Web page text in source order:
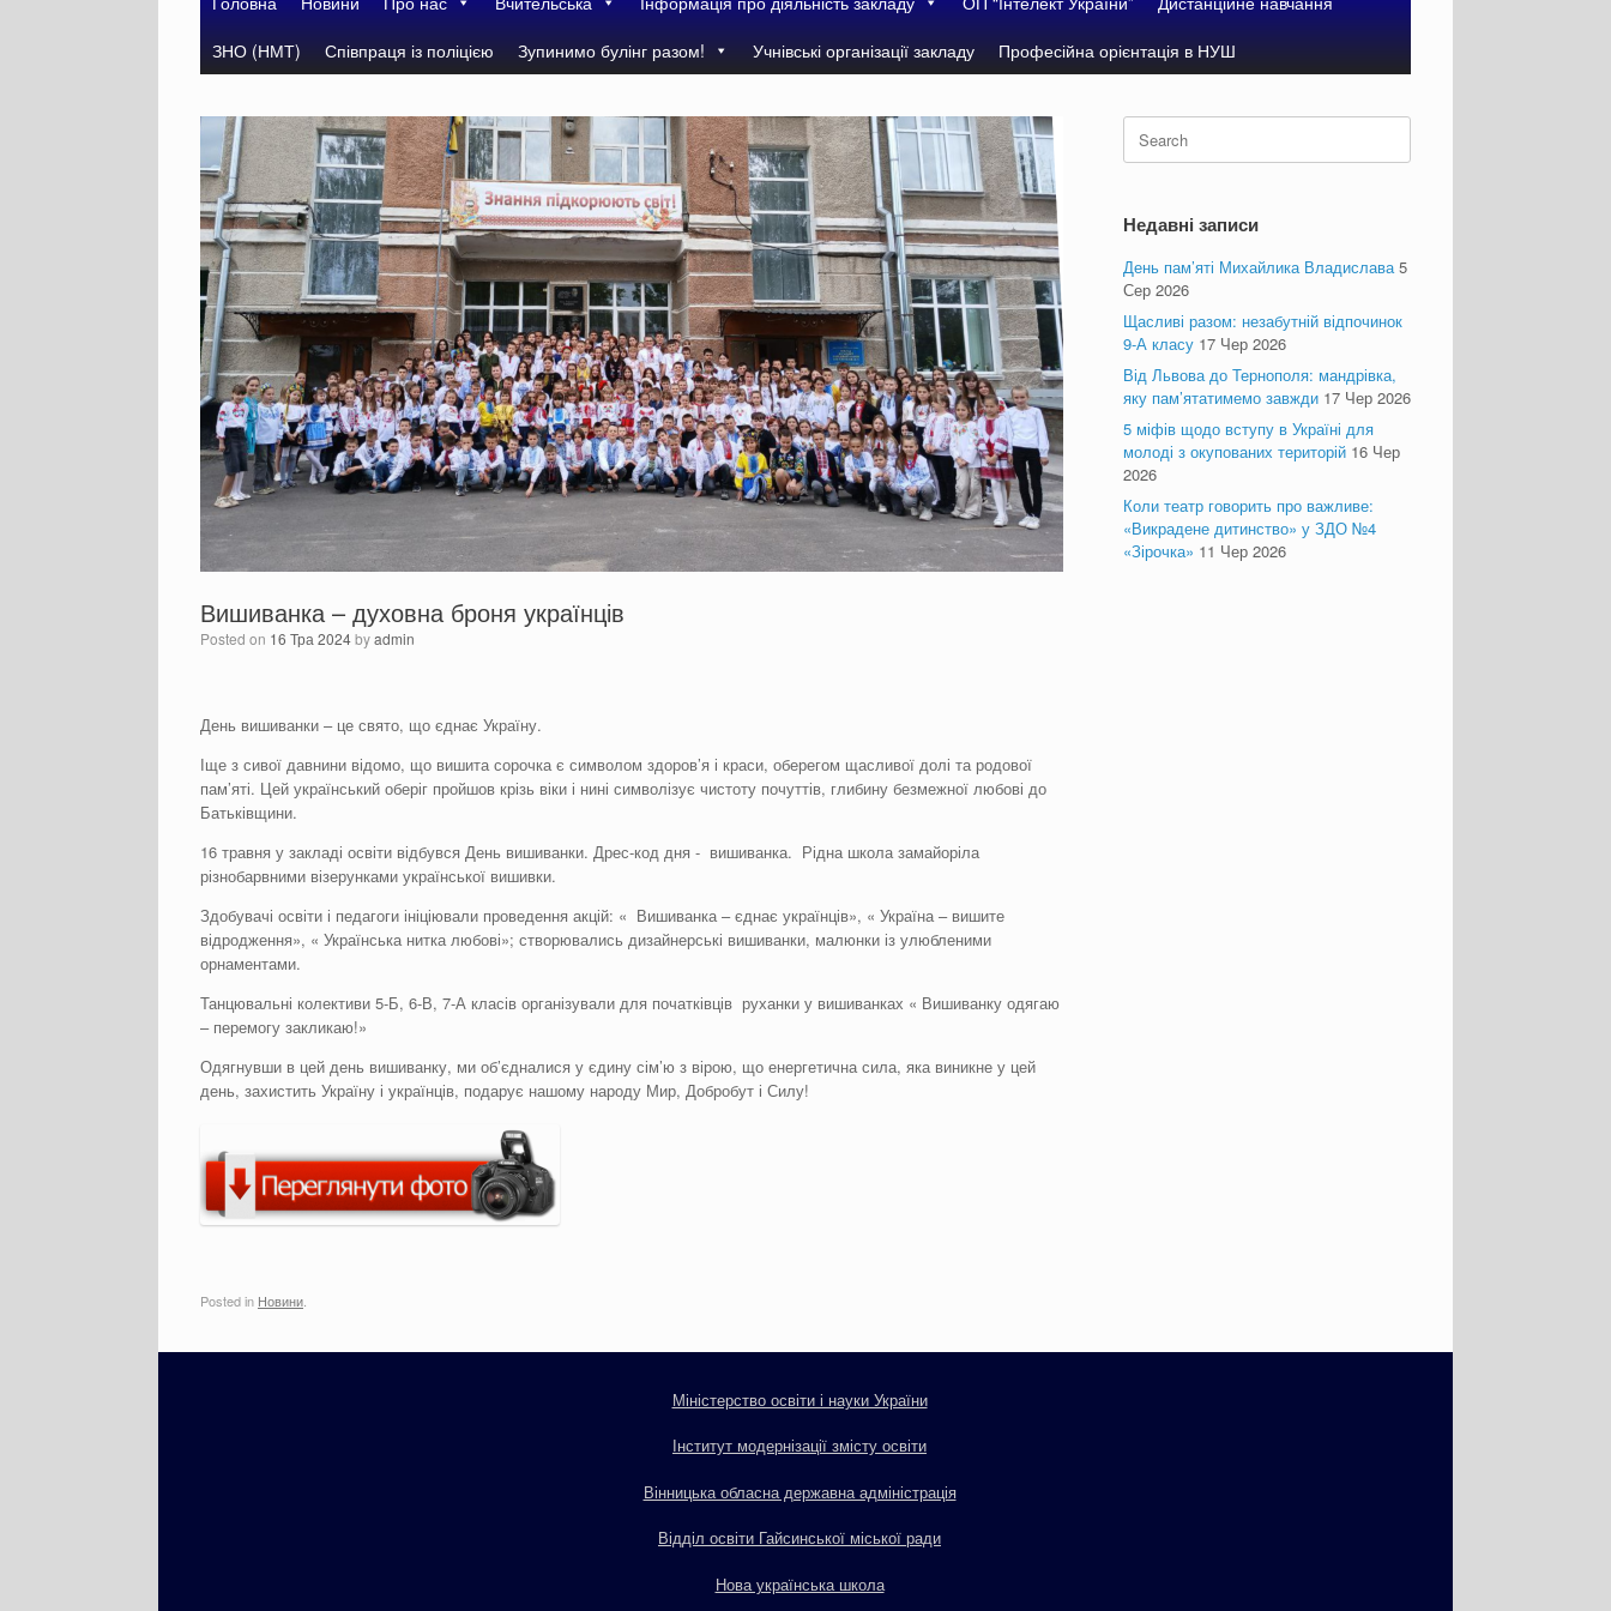
ЗНО (НМТ)
Співпраця із поліцією Зупинимо булінг разом! Учнівські організації закладу Професійна орієнтація в НУШ
Вишиванка – духовна броня українців
Posted on 16 Тра 2024byadmin
День вишиванки – це свято, що єднає Україну.
Іще з сивої давнини відомо, що вишита сорочка є символом здоров’я і краси, оберегом щасливої долі та родової
пам’яті. Цей український оберіг пройшов крізь віки і нині символізує чистоту почуттів, глибину безмежної любові до
Батьківщини.
16 травня у закладі освіти відбувся День вишиванки. Дрес-код дня - вишиванка. Рідна школа замайоріла
різнобарвними візерунками української вишивки.
Здобувачі освіти і педагоги ініціювали проведення акцій: « Вишиванка – єднає українців», « Україна – вишите
відродження», « Українська нитка любові»; створювались дизайнерські вишиванки, малюнки із улюбленими
орнаментами.
Танцювальні колективи 5-Б, 6-В, 7-А класів організували для початківців руханки у вишиванках « Вишиванку одягаю
– перемогу закликаю!»
Одягнувши в цей день вишиванку, ми об’єдналися у єдину сім’ю з вірою, що енергетична сила, яка виникне у цей
день, захистить Україну і українців, подарує нашому народу Мир, Добробут і Силу!
Posted in Новини
Search
for:
Недавні записи
День пам’яті Михайлика Владислава 5
Сер 2026
Щасливі разом: незабутній відпочинок
9-А класу 17 Чер 2026
Від Львова до Тернополя: мандрівка,
яку пам’ятатимемо завжди 17 Чер 2026
5 міфів щодо вступу в Україні для
молоді з окупованих територій 16 Чер
2026
Коли театр говорить про важливе:
«Викрадене дитинство» у ЗДО №4
«Зірочка» 11 Чер 2026
Міністерство освіти і науки України
Інститут модернізації змісту освіти
Вінницька обласна державна адміністрація
Відділ освіти Гайсинської міської ради
Нова українська школа